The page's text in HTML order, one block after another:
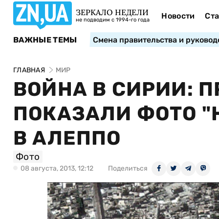
ЗЕРКАЛО НЕДЕЛИ
не подводим с 1994-го года Новости
ВАЖНЫЕ ТЕМЫ Смена правительства и
ГЛАВНАЯ МИР
ВОЙНА В СИРИИ:
ПОКАЗАЛИ ФОТО
В АЛЕППО
Фото
08 августа, 2013, 12:12 Поделиться